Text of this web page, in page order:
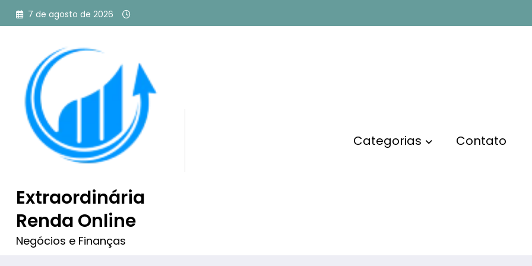
Pular
para
7 de agosto de 2026
Extraordinária
Renda Online
Negócios e Finanças
Categorias Contato
Tag: marketing digital como funciona
Nada encontrado
Desculpe, mas nada corresponde aos seus critérios de busca. Por favor, tente novamente com
algumas palavras-chave diferentes.